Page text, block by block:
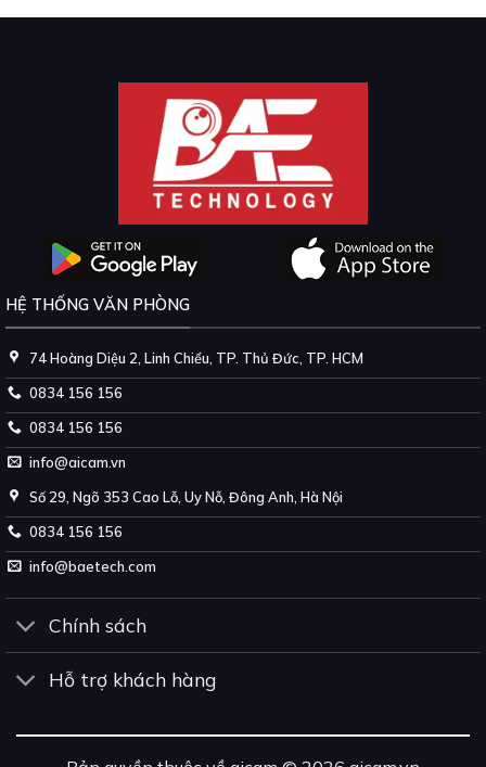
HỆ THỐNG VĂN PHÒNG
74 Hoàng Diệu 2, Linh Chiểu, TP. Thủ Đức, TP. HCM
0834 156 156
0834 156 156
info@aicam.vn
Số 29, Ngõ 353 Cao Lỗ, Uy Nỗ, Đông Anh, Hà Nội
0834 156 156
info@baetech.com
Chính sách
Hỗ trợ khách hàng